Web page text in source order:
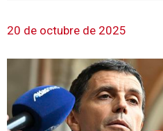
20 de octubre de 2025